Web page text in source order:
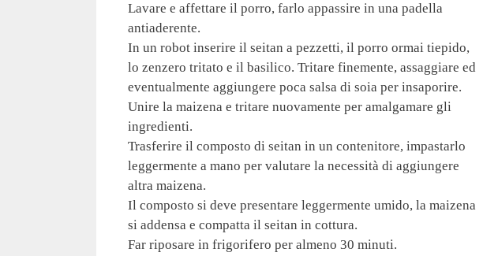
Lavare e affettare il porro, farlo appassire in una padella
antiaderente.
In un robot inserire il seitan a pezzetti, il porro ormai tiepido,
lo zenzero tritato e il basilico. Tritare finemente, assaggiare ed
eventualmente aggiungere poca salsa di soia per insaporire.
Unire la maizena e tritare nuovamente per amalgamare gli
ingredienti.
Trasferire il composto di seitan in un contenitore, impastarlo
leggermente a mano per valutare la necessità di aggiungere
altra maizena.
Il composto si deve presentare leggermente umido, la maizena
si addensa e compatta il seitan in cottura.
Far riposare in frigorifero per almeno 30 minuti.